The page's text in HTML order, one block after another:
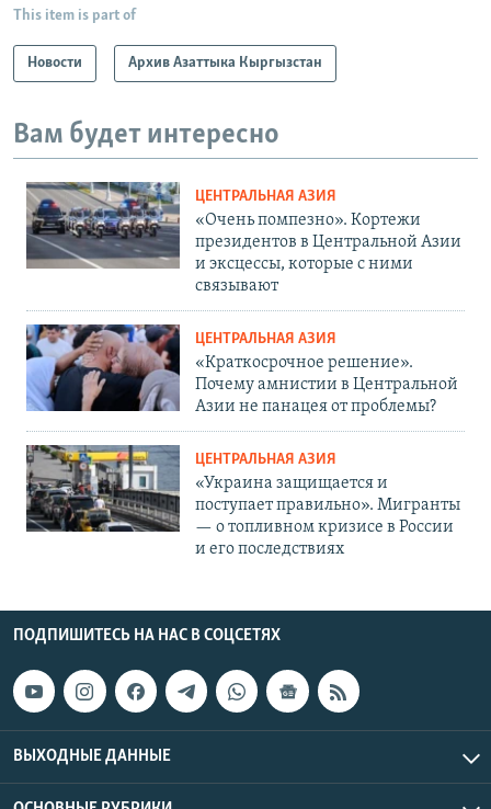
This item is part of
Новости Архив Азаттыка Кыргызстан
Вам будет интересно
ЦЕНТРАЛЬНАЯ АЗИЯ
«Очень помпезно». Кортежи
президентов в Центральной Азии
и эксцессы, которые с ними
связывают
ЦЕНТРАЛЬНАЯ АЗИЯ
«Краткосрочное решение».
Почему амнистии в Центральной
Азии не панацея от проблемы?
ЦЕНТРАЛЬНАЯ АЗИЯ
«Украина защищается и
поступает правильно». Мигранты
— о топливном кризисе в России
и его последствиях
ПОДПИШИТЕСЬ НА НАС В СОЦСЕТЯХ
ВЫХОДНЫЕ ДАННЫЕ